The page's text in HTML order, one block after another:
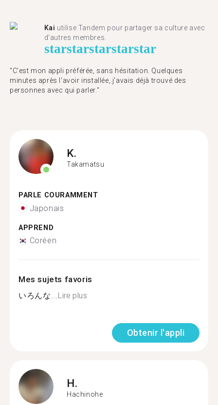
Kai utilise Tandem pour partager sa culture avec
d'autres membres.
starstarstarstarstar
"C'est mon appli préférée, sans hésitation. Quelques
minutes après l'avoir installée, j'avais déjà trouvé des
personnes avec qui parler."
K.
Takamatsu
PARLE COURAMMENT
Japonais
APPREND
Coréen
Mes sujets favoris
いろんな...Lire plus
Obtenir l'appli
H.
Hachinohe